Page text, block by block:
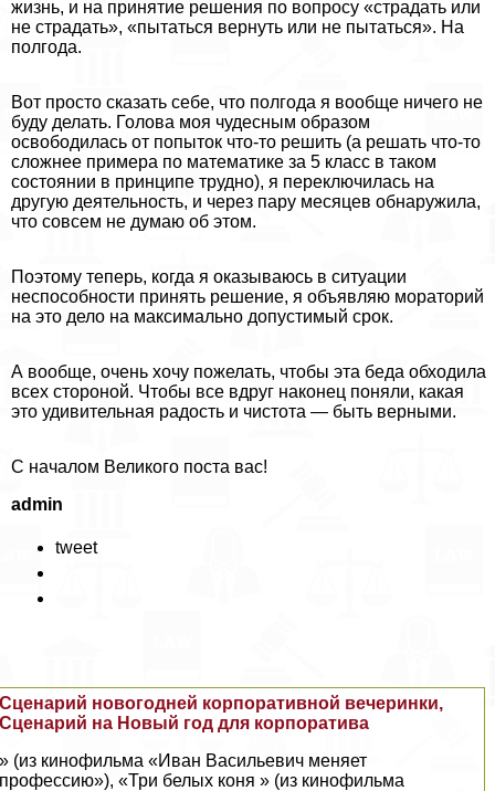
жизнь, и на принятие решения по вопросу «страдать или
не страдать», «пытаться вернуть или не пытаться». На
полгода.
Вот просто сказать себе, что полгода я вообще ничего не
буду делать. Голова моя чудесным образом
освободилась от попыток что-то решить (а решать что-то
сложнее примера по математике за 5 класс в таком
состоянии в принципе трудно), я переключилась на
другую деятельность, и через пару месяцев обнаружила,
что совсем не думаю об этом.
Поэтому теперь, когда я оказываюсь в ситуации
неспособности принять решение, я объявляю мораторий
на это дело на максимально допустимый срок.
А вообще, очень хочу пожелать, чтобы эта беда обходила
всех стороной. Чтобы все вдруг наконец поняли, какая
это удивительная радость и чистота — быть верными.
С началом Великого поста вас!
admin
tweet
Сценарий новогодней корпоративной вечеринки,
Сценарий на Новый год для корпоратива
» (из кинофильма «Иван Васильевич меняет
профессию»), «Три белых коня » (из кинофильма